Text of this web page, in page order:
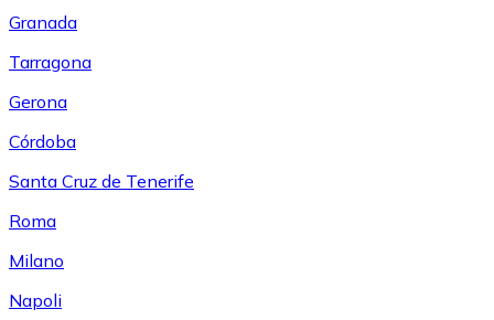
Granada
Tarragona
Gerona
Córdoba
Santa Cruz de Tenerife
Roma
Milano
Napoli